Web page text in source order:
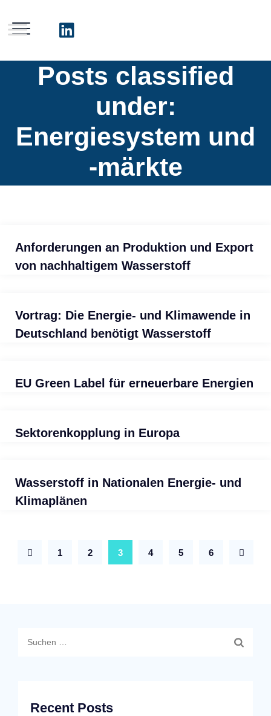
Posts classified
under:
Energiesystem und
-märkte
Anforderungen an Produktion und Export
von nachhaltigem Wasserstoff
Vortrag: Die Energie- und Klimawende in
Deutschland benötigt Wasserstoff
EU Green Label für erneuerbare Energien
Sektorenkopplung in Europa
Wasserstoff in Nationalen Energie- und
Klimaplänen
1 2 3 4 5 6
Recent Posts